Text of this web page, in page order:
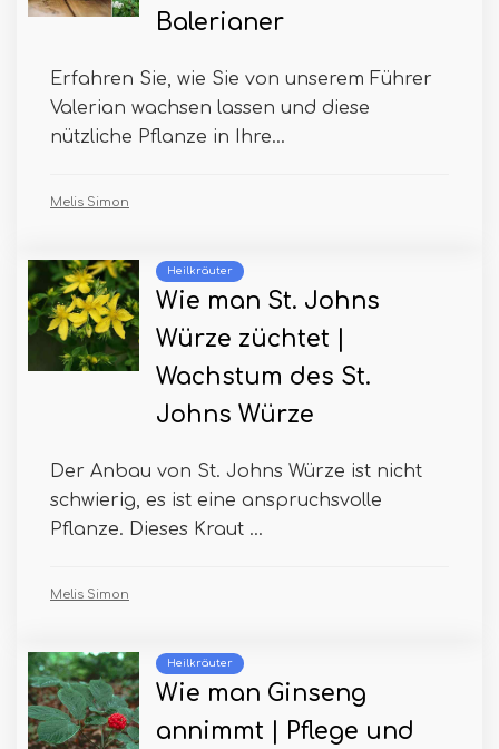
Balerianer
Erfahren Sie, wie Sie von unserem Führer
Valerian wachsen lassen und diese
nützliche Pflanze in Ihre...
Melis Simon
Heilkräuter
Wie man St. Johns
Würze züchtet |
Wachstum des St.
Johns Würze
Der Anbau von St. Johns Würze ist nicht
schwierig, es ist eine anspruchsvolle
Pflanze. Dieses Kraut ...
Melis Simon
Heilkräuter
Wie man Ginseng
annimmt | Pflege und